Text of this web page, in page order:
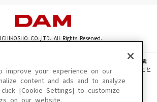
CO.,LTD. All Rights Reserved.
る一切の文章・画像・写真・動画・音声等を、手段や形態
る範囲を超えて無断で複製、転載、ファイル化などすること
種によりご利用いただけない場合があります。
、配信内容が変更になる場合があります。
improve your experience on our
content and ads and to analyze
[Cookie Settings] to customize
on our website.